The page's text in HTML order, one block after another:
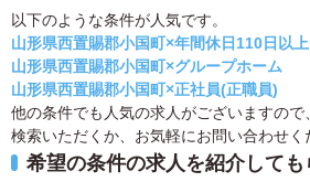
以下のような条件が人気です。
山形県西置賜郡小国町×年間休日110日以上
山形県西置賜郡小国町×グループホーム
山形県西置賜郡小国町×正社員(正職員)
他の条件でも人気の求人がございますので
検索いただくか、お気軽にお問い合わせく
希望の条件の求人を紹介して